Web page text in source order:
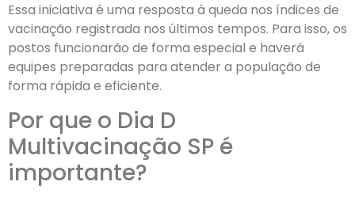
Essa iniciativa é uma resposta à queda nos índices de
vacinação registrada nos últimos tempos. Para isso, os
postos funcionarão de forma especial e haverá
equipes preparadas para atender a população de
forma rápida e eficiente.
Por que o Dia D
Multivacinação SP é
importante?